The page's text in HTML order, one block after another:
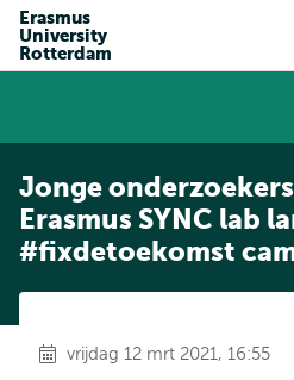
Erasmus
University
Rotterdam
Jonge
Erasmus SYNC lab
#fixdetoekomst
vrijdag 12 mrt 2021, 16:55